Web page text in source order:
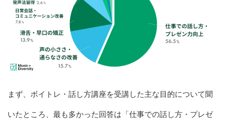
まず、ボイトレ・話し方講座を受講した主な目的について聞
いたところ、最も多かった回答は「仕事での話し方・プレゼ